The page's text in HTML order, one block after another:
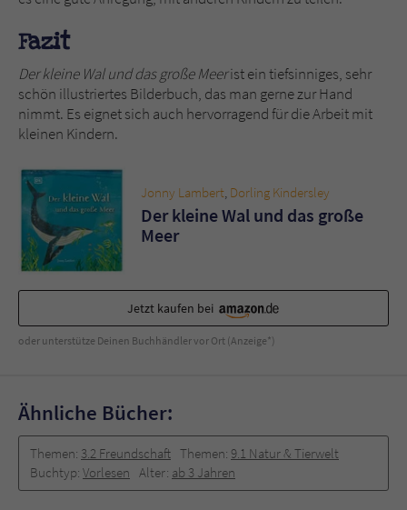
Fazit
Der kleine Wal und das große Meerist ein tiefsinniges, sehr
schön illustriertes Bilderbuch, das man gerne zur Hand
nimmt. Es eignet sich auch hervorragend für die Arbeit mit
kleinen Kindern.
Jonny Lambert, Dorling Kindersley
Der kleine Wal und das große
Meer
Jetzt kaufen bei
oder unterstütze Deinen Buchhändler vor Ort (Anzeige*)
Ähnliche Bücher:
Themen: 3.2 Freundschaft Themen: 9.1 Natur & Tierwelt
Buchtyp: Vorlesen Alter: ab 3 Jahren